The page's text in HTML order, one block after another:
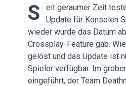
S
eit geraumer Zeit
Update für Konsolen
wieder wurde das Datum
Crossplay-Feature gab.
gelöst und das Update ist
Spieler verfügbar. Im
eingeführt, der Team